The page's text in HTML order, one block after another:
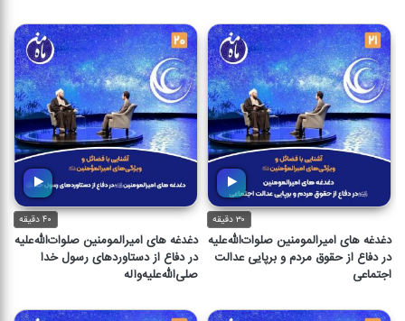
۳۰ دقیقه
دغدغه های امیرالمومنین صلوات‌الله‌علیه
در دفاع از حقوق مردم و برپایی عدالت
اجتماعی
۴۰ دقیقه
دغدغه های امیرالمومنین صلوات‌الله‌علیه
در دفاع از دستاوردهای رسول خدا
صلی‌الله‌علیه‌و‌آله